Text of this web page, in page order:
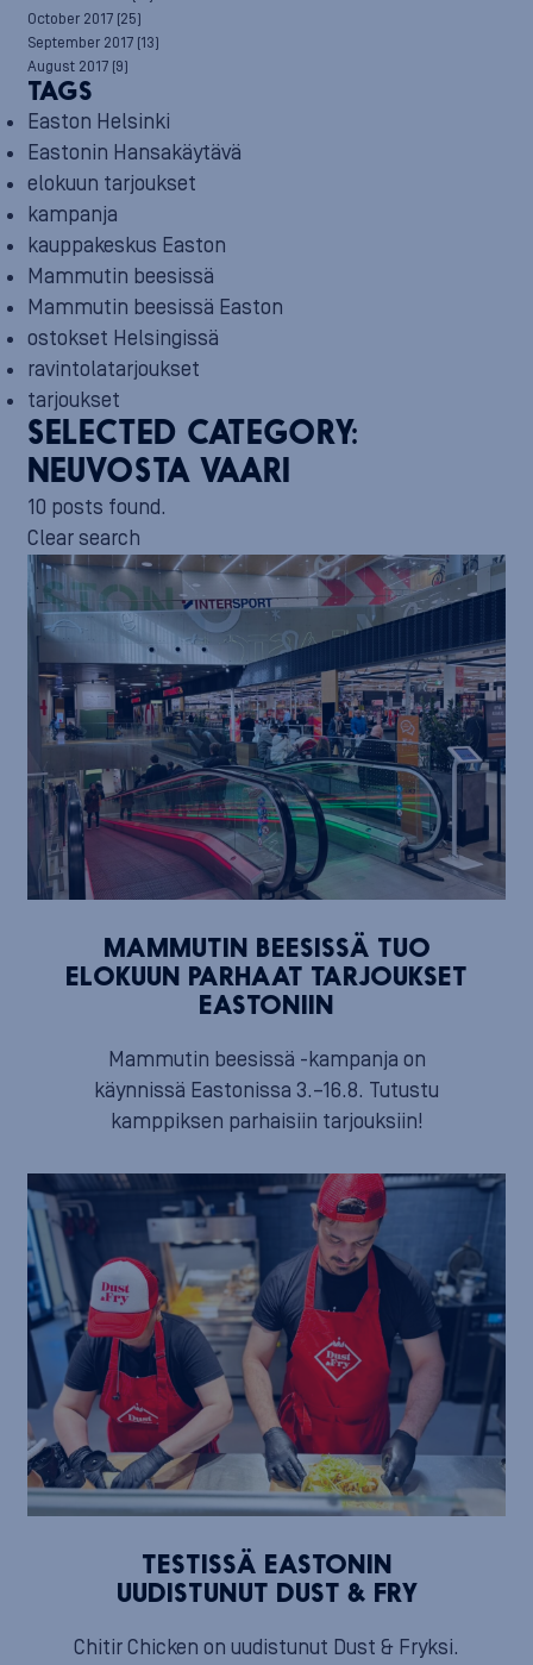
October 2017 (25)
September 2017 (13)
August 2017 (9)
TAGS
Easton Helsinki
Eastonin Hansakäytävä
elokuun tarjoukset
kampanja
kauppakeskus Easton
Mammutin beesissä
Mammutin beesissä Easton
ostokset Helsingissä
ravintolatarjoukset
tarjoukset
SELECTED CATEGORY:
NEUVOSTA VAARI
10 posts found.
Clear search
MAMMUTIN BEESISSÄ TUO
ELOKUUN PARHAAT TARJOUKSET
EASTONIIN
Mammutin beesissä -kampanja on
käynnissä Eastonissa 3.–16.8. Tutustu
kamppiksen parhaisiin tarjouksiin!
TESTISSÄ EASTONIN
UUDISTUNUT DUST & FRY
Chitir Chicken on uudistunut Dust & Fryksi.